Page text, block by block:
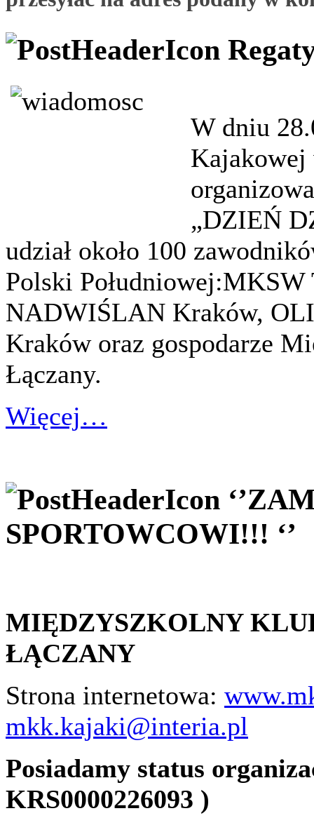
W dniu
Kajakowej
„DZIEŃ
udział około 100
Polski
NADWIŚLAN Kraków,
Kraków oraz gospodarze
Łączany.
Więcej…
SPORTOWCOWI!!! ‘’
MIĘDZYSZKOLNY
ŁĄCZANY
Strona internetowa:
mkk.kajaki@interia.pl
Posiadamy status
KRS0000226093 )